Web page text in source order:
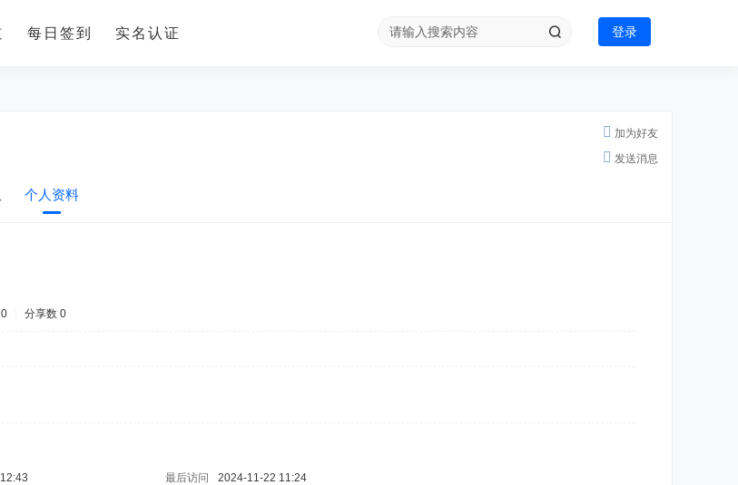
每日签到 实名认证 登录
加为好友
发送消息
个人资料
分享数 0
最后访问
2024-11-22 11:24